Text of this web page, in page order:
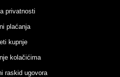
privatnosti
plaćanja
kupnje
kolačićima
raskid ugovora